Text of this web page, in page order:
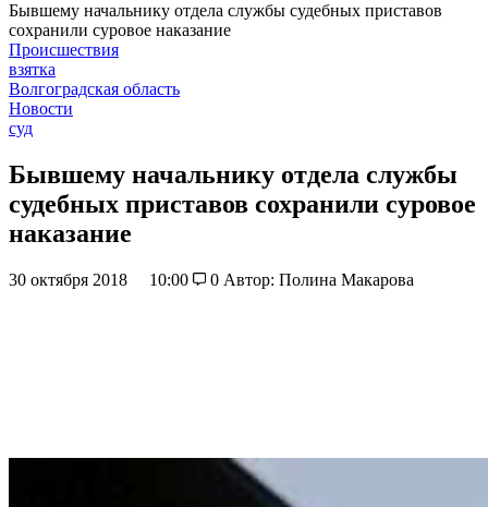
Бывшему начальнику отдела службы судебных приставов
сохранили суровое наказание
Происшествия
взятка
Волгоградская область
Новости
суд
Бывшему начальнику отдела службы
судебных приставов сохранили суровое
наказание
30 октября 2018 10:00 0 Автор: Полина Макарова